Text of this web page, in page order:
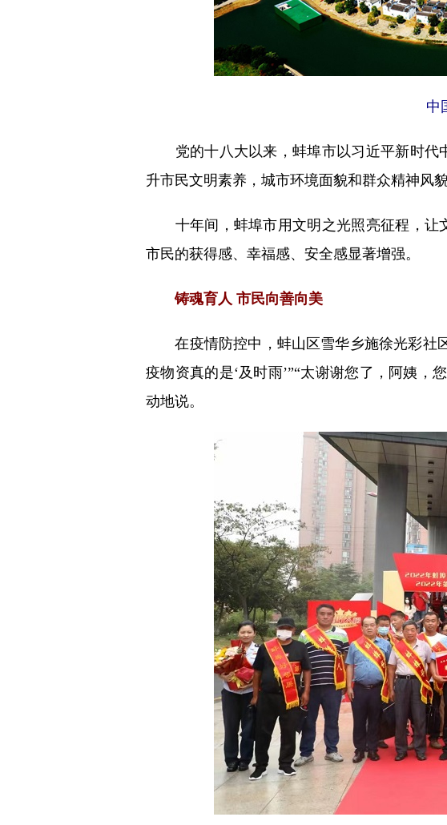
中
党的十八大以来，蚌埠市以习近平新时代
升市民文明素养，城市环境面貌和群众精神风
十年间，蚌埠市用文明之光照亮征程，让
市民的获得感、幸福感、安全感显著增强。
铸魂育人 市民向善向美
在疫情防控中，蚌山区雪华乡施徐光彩社区
疫物资真的是‘及时雨’”“太谢谢您了，阿姨
动地说。